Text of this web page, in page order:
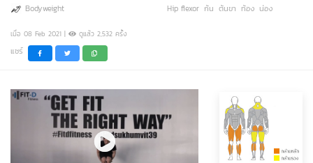
Bodyweight Hip flexor ก้น ต้นขา ท้อง น่อง
เมื่อ 08 Feb 2021 | ดูแล้ว 2,532 ครั้ง
แชร์